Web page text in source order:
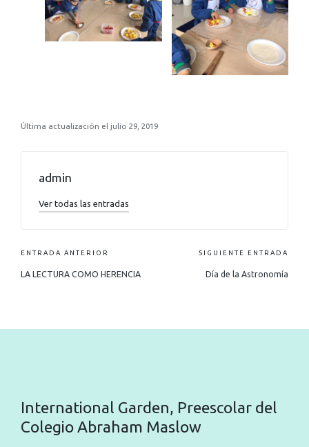
Última actualización el julio 29, 2019
admin
Ver todas las entradas
ENTRADA ANTERIOR
LA LECTURA COMO HERENCIA
SIGUIENTE ENTRADA
Día de la Astronomía
International Garden, Preescolar del
Colegio Abraham Maslow